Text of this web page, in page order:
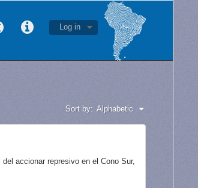
Log in
Sort by: Alphabetic
accionar represivo en el Cono Sur,